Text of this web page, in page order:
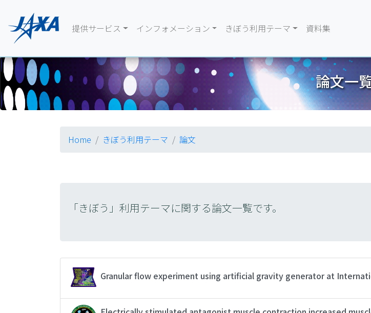
提供サービス インフォメーション きぼう利用テーマ 資料集
論文一
Home きぼう利用テーマ 論文
「きぼう」利用テーマに関する論文一覧です。
Granular flow experiment using artificial gravity generator at